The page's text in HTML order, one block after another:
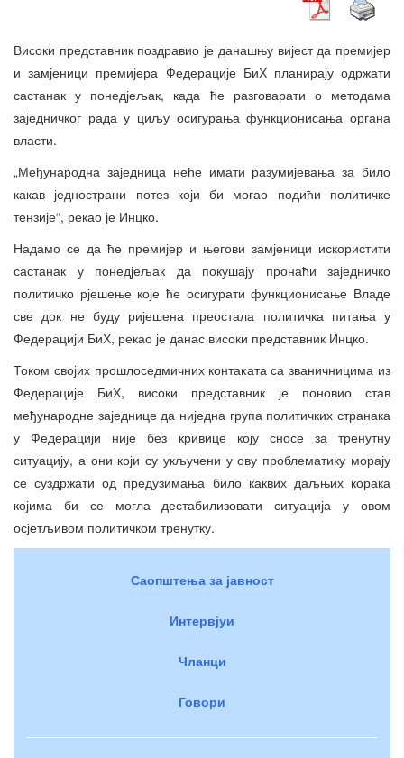
Високи представник поздравио је данашњу вијест да премијер
и замјеници премијера Федерације БиХ планирају одржати
састанак у понедјељак, када ће разговарати о методама
заједничког рада у циљу осигурања функционисања органа
власти.
„Међународна заједница неће имати разумијевања за било
какав једнострани потез који би могао подићи политичке
тензије“, рекао је Инцко.
Надамо се да ће премијер и његови замјеници искористити
састанак у понедјељак да покушају пронаћи заједничко
политичко рјешење које ће осигурати функционисање Владе
све док не буду ријешена преостала политичка питања у
Федерацији БиХ, рекао је данас високи представник Инцко.
Током својих прошлоседмичних контаката са званичницима из
Федерације БиХ, високи представник је поновио став
међународне заједнице да ниједна група политичких странака
у Федерацији није без кривице коју сносе за тренутну
ситуацију, а они који су укључени у ову проблематику морају
се суздржати од предузимања било каквих даљњих корака
којима би се могла дестабилизовати ситуација у овом
осјетљивом политичком тренутку.
Саопштења за јавност
Интервјуи
Чланци
Говори